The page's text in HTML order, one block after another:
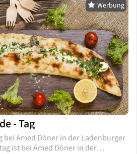
Werbung
- Tag
bei Amed Döner in der Ladenburger
ist bei Amed Döner in der